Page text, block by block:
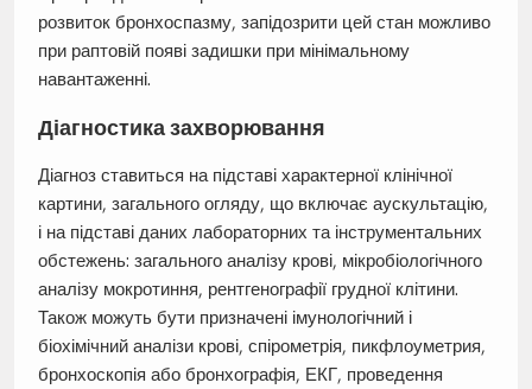
розвиток бронхоспазму, запідозрити цей стан можливо
при раптовій появі задишки при мінімальному
навантаженні.
Діагностика захворювання
Діагноз ставиться на підставі характерної клінічної
картини, загального огляду, що включає аускультацію,
і на підставі даних лабораторних та інструментальних
обстежень: загального аналізу крові, мікробіологічного
аналізу мокротиння, рентгенографії грудної клітини.
Також можуть бути призначені імунологічний і
біохімічний аналізи крові, спірометрія, пикфлоуметрия,
бронхоскопія або бронхографія, ЕКГ, проведення